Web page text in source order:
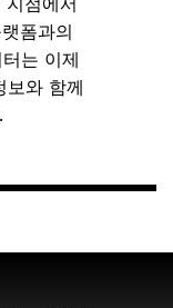
폼과의
는 이제
보와 함께